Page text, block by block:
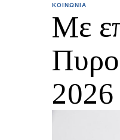
ΚΟΙΝΩΝΙΑ
Με
2026